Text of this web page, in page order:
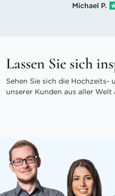
Michael P.
Lassen Sie sich
Sehen Sie sich die Hochzeits-
unserer Kunden aus aller Welt